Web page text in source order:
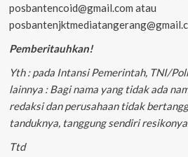
posbantencoid@gmail.com atau
Pemberitauhkan!
Yth : pada Intansi Pemerintah, TNI/
lainnya : Bagi nama yang tidak ada
redaksi dan perusahaan tidak
tanduknya, tanggung sendiri resikonya.
Ttd